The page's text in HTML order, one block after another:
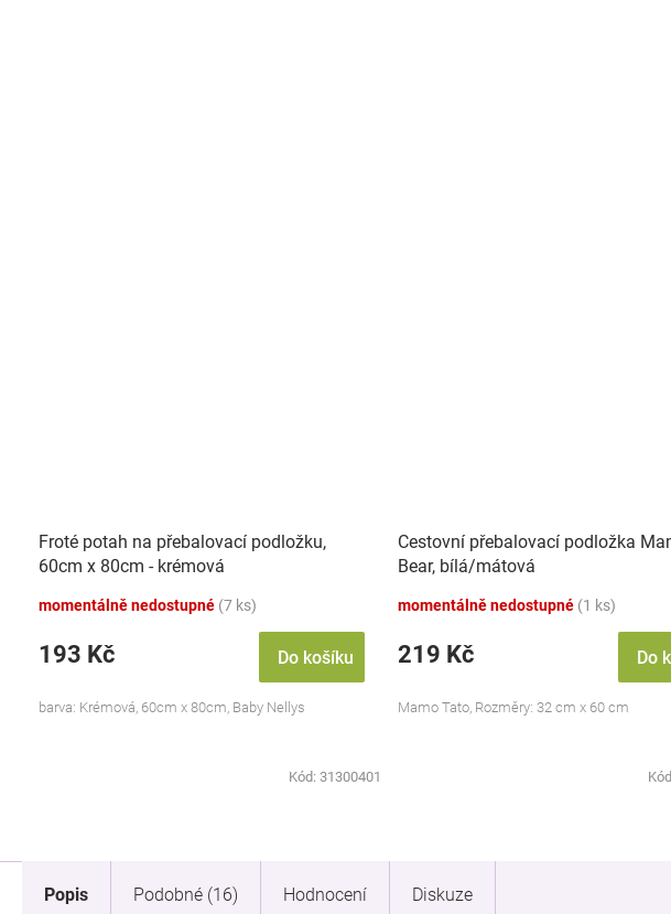
Froté potah na přebalovací podložku,
60cm x 80cm - krémová
momentálně nedostupné (7 ks)
193 Kč Do košíku
barva: Krémová, 60cm x 80cm, Baby Nellys
Kód: 31300401
Cestovní přebalovací podložka
Bear, bílá/mátová
momentálně nedostupné (1 ks)
219 Kč Do
Mamo Tato, Rozměry: 32 cm x 60 cm
Popis Podobné (16) Hodnocení Diskuze